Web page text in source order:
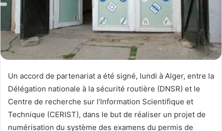
Un accord de partenariat a été signé, lundi à Alger, entre la
Délégation nationale à la sécurité routière (DNSR) et le
Centre de recherche sur l’Information Scientifique et
Technique (CERIST), dans le but de réaliser un projet de
numérisation du système des examens du permis de